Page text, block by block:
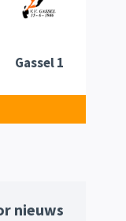
Gassel 1
nieuws